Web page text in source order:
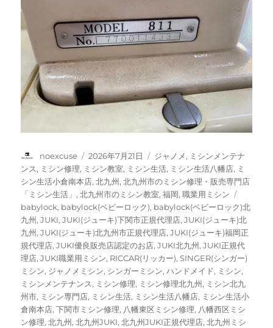
投
稿
者
noexcuse
投
稿
日:
2026年7月21日
カ
テ
ゴ
リ
ー
ジャノメ, ミシンメンテナ
ンス, ミシン修理, ミシン教室, ミシン生活, ミシン生活八幡店, ミ
シン生活小倉南本店,北九州,北九州市のミシン修理・販売専門店
「ミシン生活」,北九州市のミシン教室,福岡,職業用ミシン
グ
babylock, babylock(ベビーロック), babylock(ベビーロック)北
九州,JUKI,JUKI(ジューキ)下関市正規代理店,JUKI(ジューキ)北
九州,JUKI(ジューキ)北九州市正規代理店,JUKI(ジューキ)福岡正
規代理店,JUKI優良販売店認定のお店,JUKI北九州,JUKI正規代
理店,JUKI職業用ミシン, RICCAR(リッカー),SINGER(シンガー)
ミシン, ジャノメミシン, シンガーミシン,ハンドメイド, ミシン,
ミシンメンテナンス, ミシン修理, ミシン修理北九州, ミシン北九
州市, ミシン専門店, ミシン生活, ミシン生活八幡店, ミシン生活小
倉南本店,下関市ミシン修理, 八幡東区ミシン修理, 八幡西区ミシ
ン修理,北九州,北九州JUKI,北九州JUKI正規代理店,北九州ミシ